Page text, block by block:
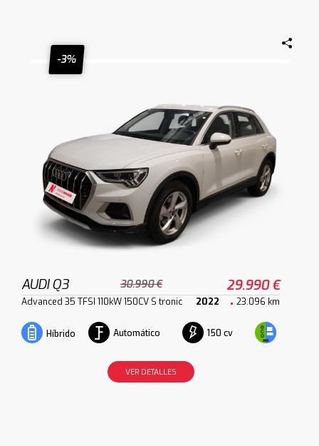
-3%
AUDI Q3 30.990 € 29.990 €
Advanced 35 TFSI 110kW 150CV S tronic 2022 23.096 km
Híbrido Automático 150 cv
VER DETALLES